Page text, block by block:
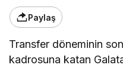
Paylaş
Transfer döneminin
kadrosuna katan